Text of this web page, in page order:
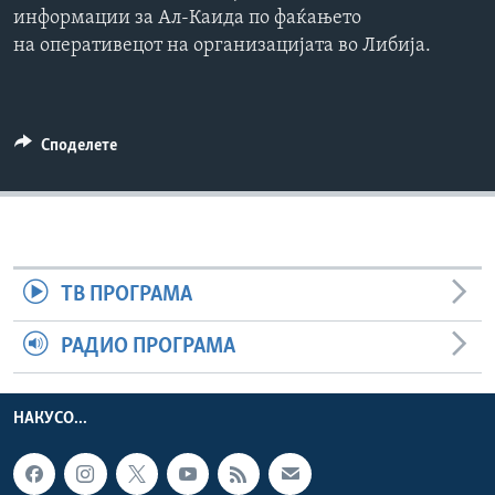
ИНТЕРВЈУА
Јазици
информации за Ал-Каида по фаќањето
на оперативецот на организацијата во Либија.
Споделете
ТВ ПРОГРАМА
РАДИО ПРОГРАМА
НАКУСО...